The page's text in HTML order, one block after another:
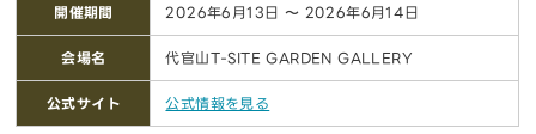
開催期間 2026年6月13日 〜 2026年6月14日
会場名 代官山T-SITE GARDEN GALLERY
公式サイト 公式情報を見る